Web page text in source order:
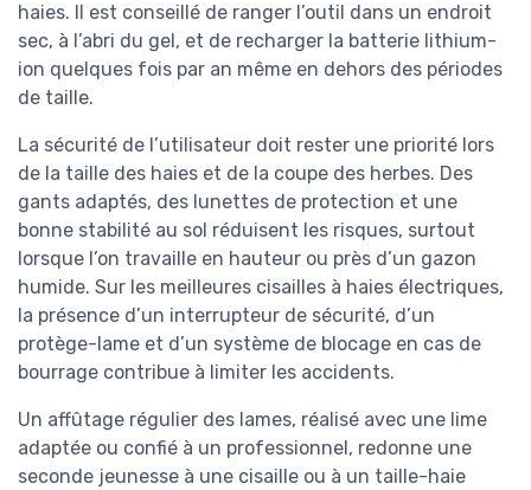
haies. Il est conseillé de ranger l’outil dans un endroit
sec, à l’abri du gel, et de recharger la batterie lithium-
ion quelques fois par an même en dehors des périodes
de taille.
La sécurité de l’utilisateur doit rester une priorité lors
de la taille des haies et de la coupe des herbes. Des
gants adaptés, des lunettes de protection et une
bonne stabilité au sol réduisent les risques, surtout
lorsque l’on travaille en hauteur ou près d’un gazon
humide. Sur les meilleures cisailles à haies électriques,
la présence d’un interrupteur de sécurité, d’un
protège-lame et d’un système de blocage en cas de
bourrage contribue à limiter les accidents.
Un affûtage régulier des lames, réalisé avec une lime
adaptée ou confié à un professionnel, redonne une
seconde jeunesse à une cisaille ou à un taille-haie